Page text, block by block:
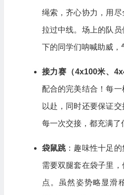
绳索，齐心协力，用
拉过中线。场上的队
下的同学们呐喊助威，
接力赛（4x100米、
配合的完美结合！每
以赴，同时还要保证交
每一次交接，都充满了
袋鼠跳：趣味性十足
需要双腿套在袋子里
点。虽然姿势略显滑